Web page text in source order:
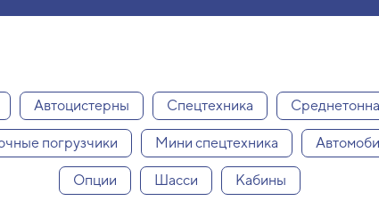
Автоцистерны Спецтехника
погрузчики Мини спецтехника
Опции Шасси Кабины